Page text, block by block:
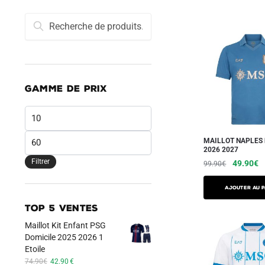
MAILLOT NAPLES
2026 2027
99.90€
Le
prix
initial
était :
49.90€Le
AJOUTER AU
produit
plusieurs
variations.
Les
Recherche
pour :
Recherche
GAMME DE PRIX
min
max
Filtrer
TOP 5 VENTES
Maillot Kit Enfant PSG
Domicile 2025 2026 1
Etoile
74.90€ Le
42.90 €Le